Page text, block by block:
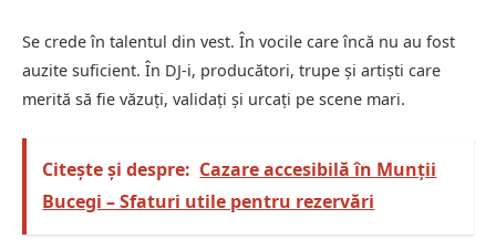
Se crede în talentul din vest. În vocile care încă nu au fost
auzite suficient. În DJ-i, producători, trupe și artiști care
merită să fie văzuți, validați și urcați pe scene mari.
Citește și despre: Cazare accesibilă în Munții
Bucegi – Sfaturi utile pentru rezervări